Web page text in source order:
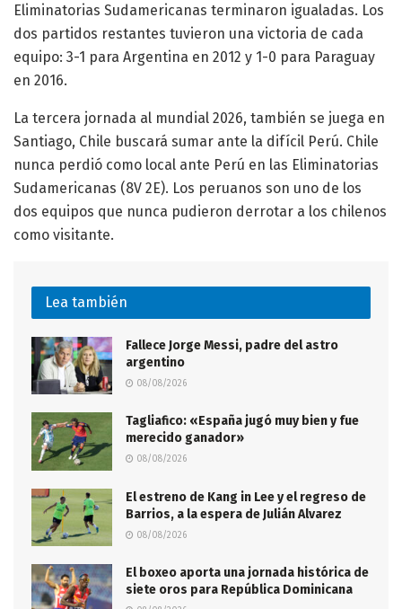
Eliminatorias Sudamericanas terminaron igualadas. Los
dos partidos restantes tuvieron una victoria de cada
equipo: 3-1 para Argentina en 2012 y 1-0 para Paraguay
en 2016.
La tercera jornada al mundial 2026, también se juega en
Santiago, Chile buscará sumar ante la difícil Perú. Chile
nunca perdió como local ante Perú en las Eliminatorias
Sudamericanas (8V 2E). Los peruanos son uno de los
dos equipos que nunca pudieron derrotar a los chilenos
como visitante.
Lea también
Fallece Jorge Messi, padre del astro
argentino
08/08/2026
Tagliafico: «España jugó muy bien y fue
merecido ganador»
08/08/2026
El estreno de Kang in Lee y el regreso de
Barrios, a la espera de Julián Alvarez
08/08/2026
El boxeo aporta una jornada histórica de
siete oros para República Dominicana